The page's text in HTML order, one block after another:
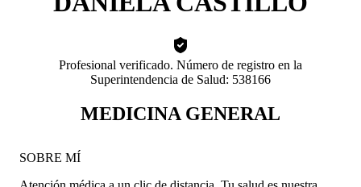
Profesional verificado. Número de registro en la
Superintendencia de Salud: 538166
MEDICINA GENERAL
SOBRE MÍ